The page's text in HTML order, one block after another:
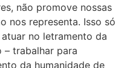
não promove nossas
nos representa. Isso só
no letramento da
– trabalhar para
da humanidade de